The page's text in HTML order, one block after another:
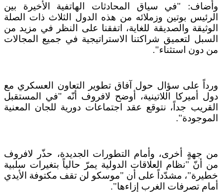
وأضاف: "في سياق المحادثات الهاتفية الأخيرة بين
الرئيس بوتين وزملائه من هذه الدول الثلاث ذات الصلة
الوثيقة والصديقة للغاية، اتفقنا على النظر في مزيد من
السبل لتعميق شراكتنا الاستراتيجية في جميع المجالات
من دون استثناء".
ورداً على سؤال حول آفاق تطوير التعاون العسكري مع
دول أميركا اللاتينية، أوضح لافروف أنّه "في المستقبل
القريب جداً، نتوقع عقد اجتماعات دورية للجان المعنية
الموجودة".
من جهةٍ أخرى، وأمام التطورات الجديدة، حذّر لافروف
من أنّ "نظام العلاقات الدولية يمرّ حالياً بتغيرات سلبية
خطيرة"، مشدّداً على أن "موسكو لن تقف مكتوفة الأيدي
أمام تصرفات الغرب إزاءها".